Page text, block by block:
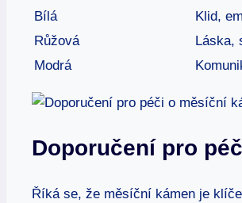
Bílá
Klid,
Růžová
Láska,
Modrá
Doporučení pro
Říká se, že měsíční kámen je